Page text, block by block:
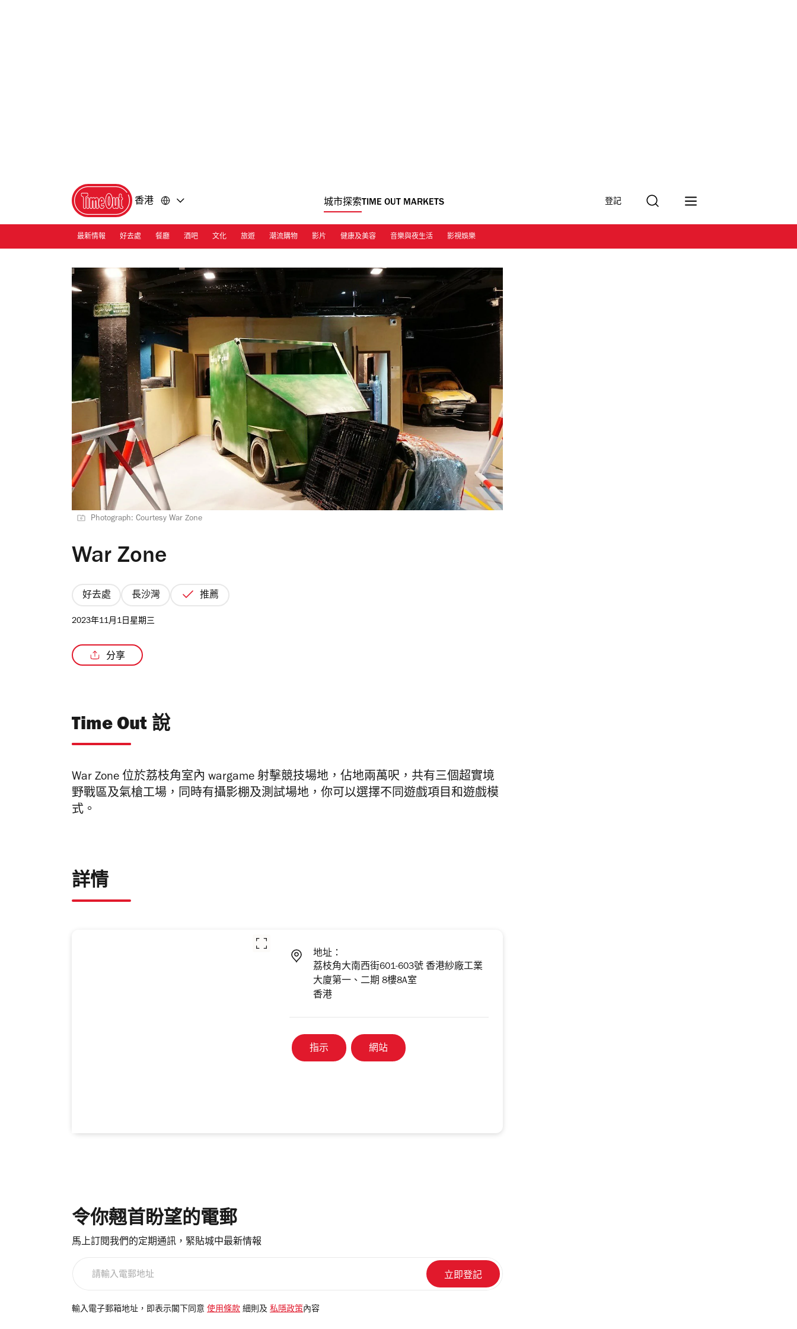
香港 城市探索TIME OUT MARKETS 登記
最新情報 好去處 餐廳 酒吧 文化 旅遊 潮流購物 影片 健康及美容 音樂與夜生活 影視娛樂
Photograph: Courtesy War Zone
War Zone
好去處 長沙灣 推薦
2023年11月1日星期三
分享
Time Out 說
War Zone 位於荔枝角室內 wargame 射擊競技場地，佔地兩萬呎，共有三個超實境
野戰區及氣槍工場，同時有攝影棚及測試場地，你可以選擇不同遊戲項目和遊戲模
式。
詳情
地址：
荔枝角大南西街601-603號 香港紗廠工業
大廈第一、二期 8樓8A室
香港
指示 網站
令你翹首盼望的電郵
馬上訂閱我們的定期通訊，緊貼城中最新情報
電
輸入電子郵箱地址，即表示閣下同意 使用條款 細則及 私隱政策 內容